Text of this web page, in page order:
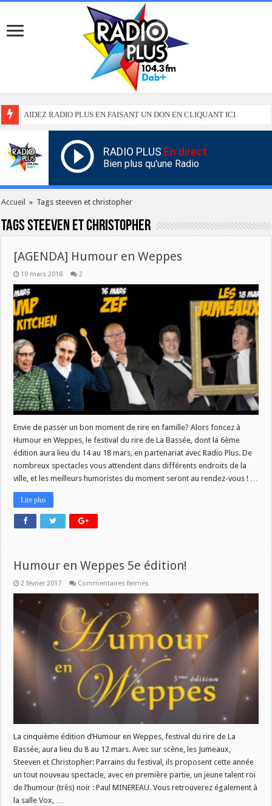
AIDEZ RADIO PLUS EN FAISANT UN DON EN CLIQUANT ICI
RADIO PLUS En direct
Bien plus qu'une Radio
Accueil » Tags steeven et christopher
Tagssteeven et christopher
[AGENDA] Humour en Weppes
10 mars 2018 2
Envie de passer un bon moment de rire en famille? Alors foncez à
Humour en Weppes, le festival du rire de La Bassée, dont la 6ème
édition aura lieu du 14 au 18 mars, en partenariat avec Radio Plus. De
nombreux spectacles vous attendent dans différents endroits de la
ville, et les meilleurs humoristes du moment seront au rendez-vous ! …
Lire plus
Humour en Weppes 5e édition!
2 février 2017 Commentaires fermés
en
Weppes
La cinquième édition d’Humour en Weppes, festival du rire de La
Bassée, aura lieu du 8 au 12 mars. Avec sur scène, les Jumeaux,
Steeven et Christopher: Parrains du festival, ils proposent cette année
un tout nouveau spectacle, avec en première partie, un jeune talent roi
de l’humour (très) noir : Paul MINEREAU. Vous retrouverez également à
la salle Vox, …